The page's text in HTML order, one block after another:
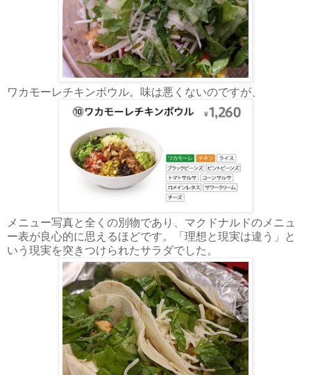
ワカモーレチキンボウル。味は悪くないのですが、
メニュー写真と全くの別物であり、マクドナルドのメニュ
ー表が良心的に思えるほどです。「理想と現実は違う」と
いう現実を突きつけられたサラダでした。